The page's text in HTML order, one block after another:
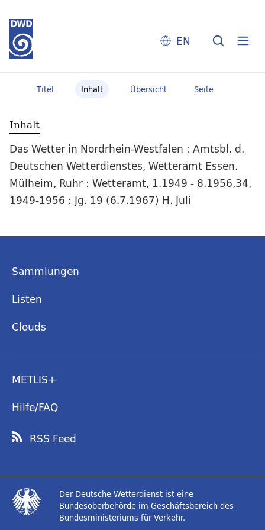
EN
Titel Inhalt Übersicht Seite
Inhalt
Das Wetter in Nordrhein-Westfalen : Amtsbl. d.
Deutschen Wetterdienstes, Wetteramt Essen.
Mülheim, Ruhr : Wetteramt, 1.1949 - 8.1956,34,
1949-1956 : Jg. 19 (6.7.1967) H. Juli
Sammlungen
Listen
Clouds
METLIS+
Hilfe/FAQ
RSS Feed
Der Deutsche Wetterdienst ist eine
Bundesoberbehörde im Geschäftsbereich des
Bundesministeriums für Verkehr.